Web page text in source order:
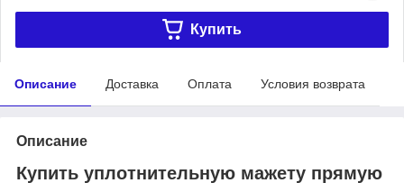
Купить
Описание Доставка Оплата Условия возврата
Описание
Купить уплотнительную мажету прямую